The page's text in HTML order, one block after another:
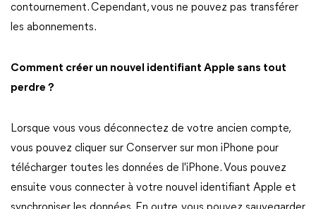
contournement. Cependant, vous ne pouvez pas transférer
les abonnements.
Comment créer un nouvel identifiant Apple sans tout
perdre ?
Lorsque vous vous déconnectez de votre ancien compte,
vous pouvez cliquer sur Conserver sur mon iPhone pour
télécharger toutes les données de l'iPhone. Vous pouvez
ensuite vous connecter à votre nouvel identifiant Apple et